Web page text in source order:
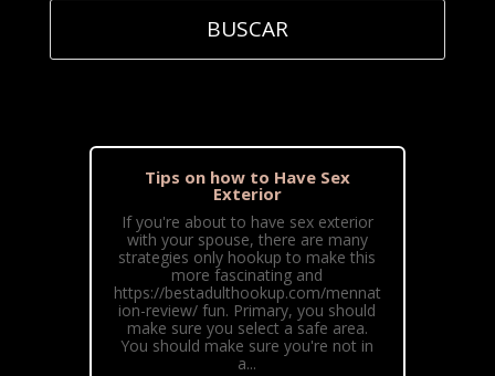
Tips on how to Have Sex
Exterior
If you're about to have sex exterior
with your spouse, there are many
strategies only hookup to make this
more fascinating and
https://bestadulthookup.com/mennat
ion-review/ fun. Primary, you should
make sure you select a safe area.
You should make sure you're not in
a...